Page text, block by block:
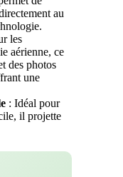
au
les
aérienne, ce
des photos
une
: Idéal pour
il projette